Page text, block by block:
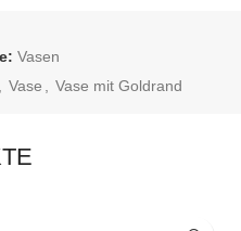
Vasen
Vase Vase mit Goldrand